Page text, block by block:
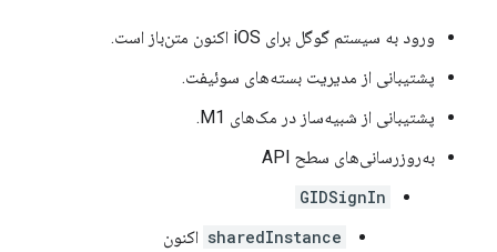
ورود به سیستم گوگل برای iOS اکنون متن‌باز است.
پشتیبانی از مدیریت بسته‌های سوئیفت.
پشتیبانی از شبیه‌ساز در مک‌های M1.
به‌روزرسانی‌های سطح API
GIDSignIn
sharedInstance اکنون